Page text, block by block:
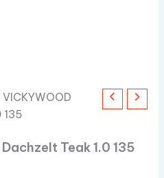
135
Teak 1.0 135